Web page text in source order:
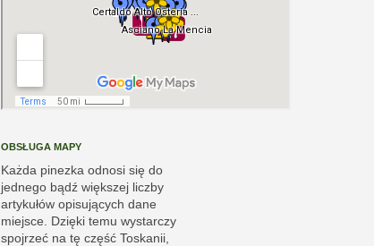
OBSŁUGA MAPY
Każda pinezka odnosi się do
jednego bądź większej liczby
artykułów opisujących dane
miejsce. Dzięki temu wystarczy
spojrzeć na tę część Toskanii,